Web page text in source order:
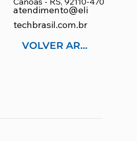
VOLVER ARRIBA
atendimento@eli
techbrasil.com.br